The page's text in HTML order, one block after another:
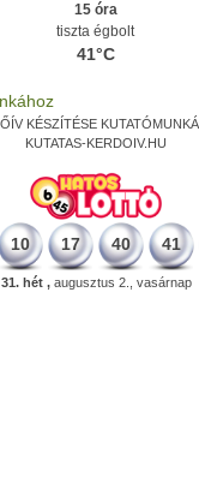
15 óra
tiszta égbolt
41°C
KÉSZÍTÉSE
KUTATAS-KERDOIV.HU
10 17 40 41
31. hét ,augusztus 2., vasárnap